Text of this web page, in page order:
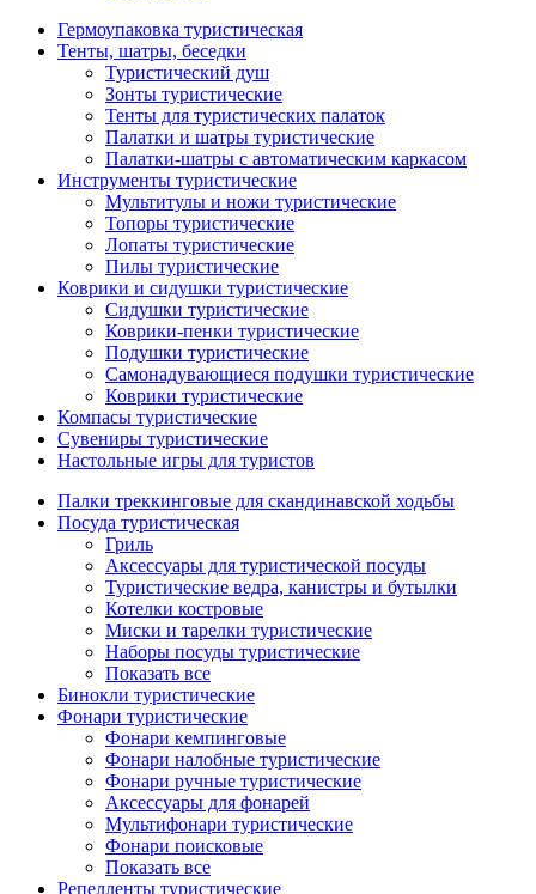
Гермоупаковка туристическая
Тенты, шатры, беседки
Туристический душ
Зонты туристические
Тенты для туристических палаток
Палатки и шатры туристические
Палатки-шатры с автоматическим каркасом
Инструменты туристические
Мультитулы и ножи туристические
Топоры туристические
Лопаты туристические
Пилы туристические
Коврики и сидушки туристические
Сидушки туристические
Коврики-пенки туристические
Подушки туристические
Самонадувающиеся подушки туристические
Коврики туристические
Компасы туристические
Сувениры туристические
Настольные игры для туристов
Палки треккинговые для скандинавской ходьбы
Посуда туристическая
Гриль
Аксессуары для туристической посуды
Туристические ведра, канистры и бутылки
Котелки костровые
Миски и тарелки туристические
Наборы посуды туристические
Показать все
Бинокли туристические
Фонари туристические
Фонари кемпинговые
Фонари налобные туристические
Фонари ручные туристические
Аксессуары для фонарей
Мультифонари туристические
Фонари поисковые
Показать все
Репелленты туристические